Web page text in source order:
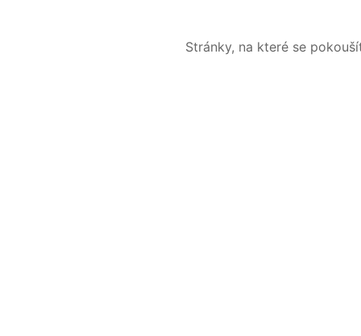
Stránky, na které se